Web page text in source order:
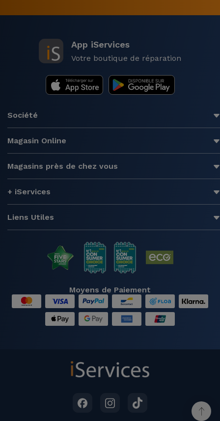
App iServices
Votre boutique de réparation
Société
Magasin Online
Magasins près de chez vous
+ iServices
Liens Utiles
Moyens de Paiement